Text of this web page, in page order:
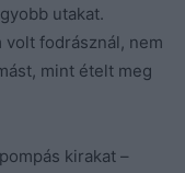
utakat.
fodrásznál, nem
mint ételt meg
kirakat –